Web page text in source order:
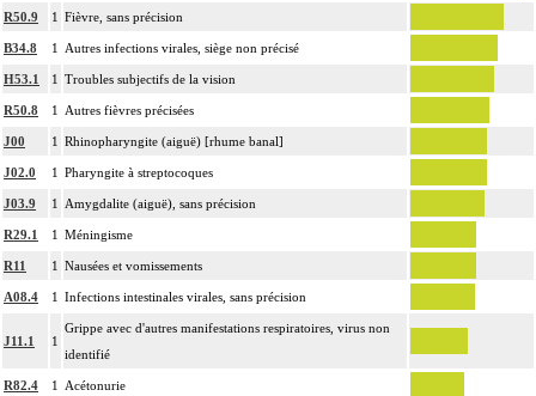
R50.9 1 Fièvre, sans précision
B34.8 1 Autres infections virales, siège non précisé
H53.1 1 Troubles subjectifs de la vision
R50.8 1 Autres fièvres précisées
J00 1 Rhinopharyngite (aiguë) [rhume banal]
J02.0 1 Pharyngite à streptocoques
J03.9 1 Amygdalite (aiguë), sans précision
R29.1 1 Méningisme
R11 1 Nausées et vomissements
A08.4 1 Infections intestinales virales, sans précision
J11.1 1
Grippe avec d'autres manifestations respiratoires, virus non
identifié
R82.4 1 Acétonurie